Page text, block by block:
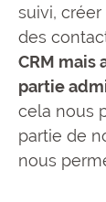
suivi,
des
CRM mais
partie
cela nous
partie de
nous